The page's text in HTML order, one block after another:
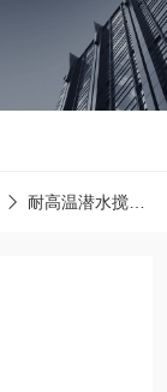
耐高温潜水搅拌机